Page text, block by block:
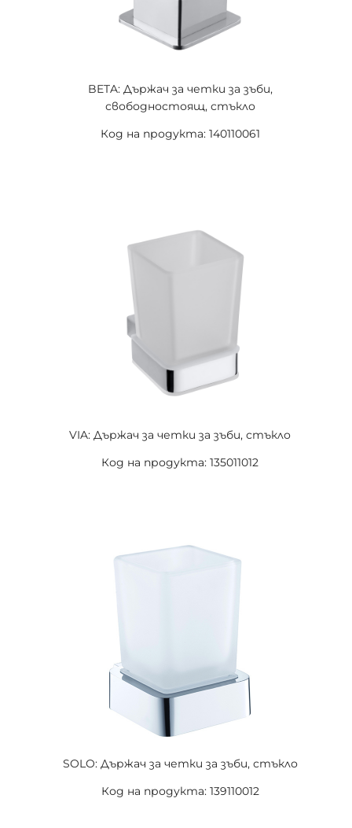
BETA: Държач за четки за зъби,
свободностоящ, стъкло
Код на продукта: 140110061
VIA: Държач за четки за зъби, стъкло
Код на продукта: 135011012
SOLO: Държач за четки за зъби, стъкло
Код на продукта: 139110012